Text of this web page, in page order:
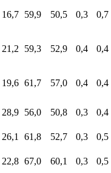
20,8 59,8 51,9 0,3 0,5
21,1 60,7 51,9 0,3 0,7
16,7 59,9 50,5 0,3 0,7